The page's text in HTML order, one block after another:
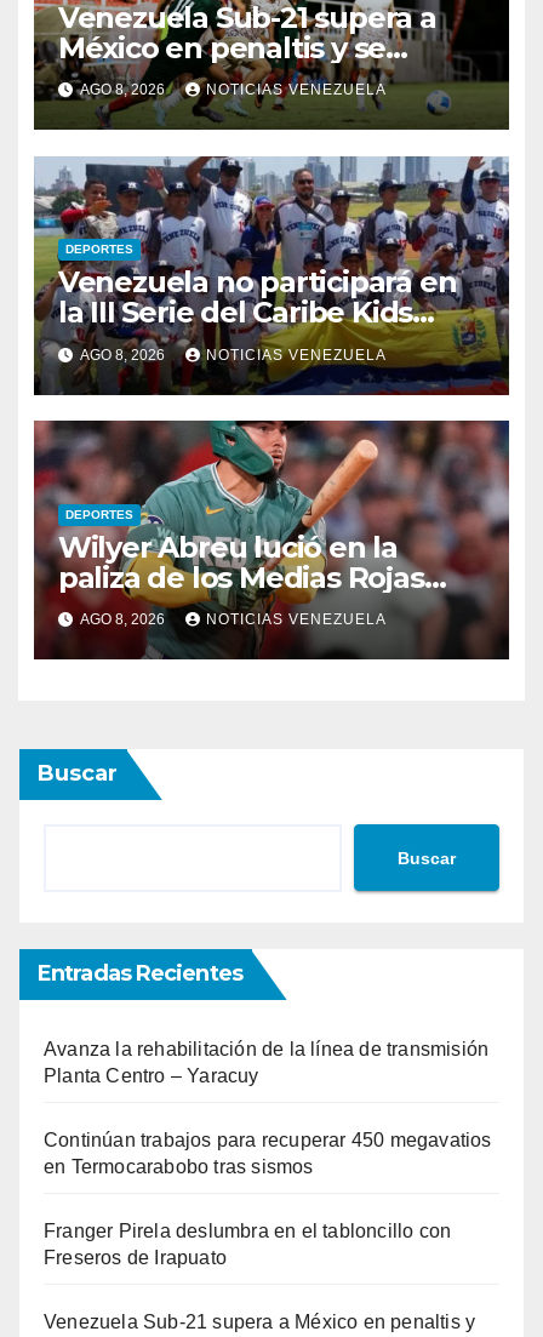
Venezuela Sub-21 supera a
México en penaltis y se
adjudica el oro
AGO 8, 2026 NOTICIAS VENEZUELA
DEPORTES
Venezuela no participará en
la III Serie del Caribe Kids
Nayarit 2026
AGO 8, 2026 NOTICIAS VENEZUELA
DEPORTES
Wilyer Abreu lució en la
paliza de los Medias Rojas
sobre los Atléticos
AGO 8, 2026 NOTICIAS VENEZUELA
Buscar
Buscar
Entradas Recientes
Avanza la rehabilitación de la línea de transmisión
Planta Centro – Yaracuy
Continúan trabajos para recuperar 450 megavatios
en Termocarabobo tras sismos
Franger Pirela deslumbra en el tabloncillo con
Freseros de Irapuato
Venezuela Sub-21 supera a México en penaltis y